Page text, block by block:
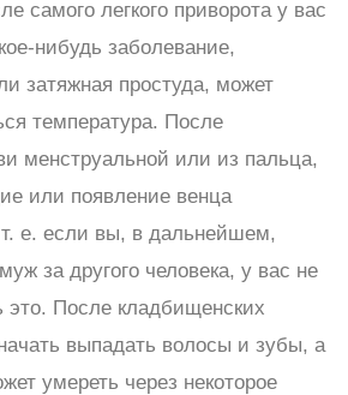
самого легкого приворота у вас
нибудь заболевание,
затяжная простуда, может
температура. После
менструальной или из пальца,
или появление венца
е. если вы, в дальнейшем,
за другого человека, у вас не
это. После кладбищенских
выпадать волосы и зубы, а
умереть через некоторое